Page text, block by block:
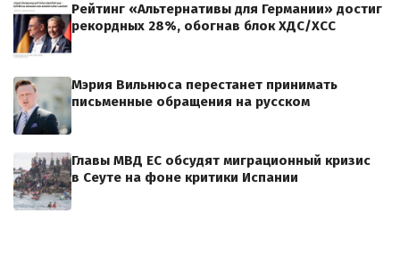
Рейтинг «Альтернативы для Германии» достиг
рекордных 28%, обогнав блок ХДС/ХСС
Мэрия Вильнюса перестанет принимать
письменные обращения на русском
Главы МВД ЕС обсудят миграционный кризис
в Сеуте на фоне критики Испании